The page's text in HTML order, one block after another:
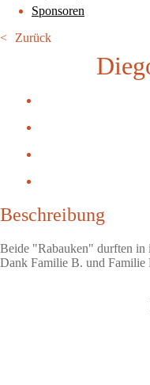
Sponsoren
Zurück
Beschreibung
Beide "Rabauken" durften in
Dank Familie B. und Familie